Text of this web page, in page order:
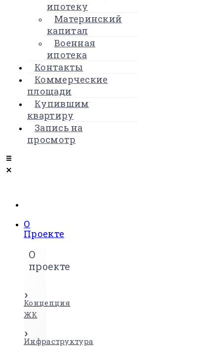
ипотеку
Материнский
капитал
Военная
ипотека
Контакты
Коммерческие
площади
Купившим
квартиру
Запись на
просмотр
О
Проекте
О
проекте
Концепция
ЖК
Инфраструктура